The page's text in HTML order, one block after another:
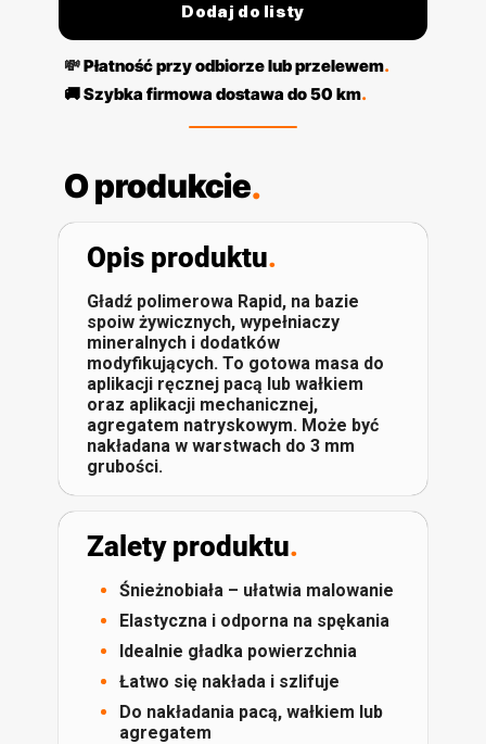
Dodaj do listy
💸Płatność przy odbiorze lub przelewem.
🚚 Szybka firmowa dostawa do 50 km.
O produkcie.
Opis produktu.
Gładź polimerowa Rapid, na bazie
spoiw żywicznych, wypełniaczy
mineralnych i dodatków
modyfikujących. To gotowa masa do
aplikacji ręcznej pacą lub wałkiem
oraz aplikacji mechanicznej,
agregatem natryskowym. Może być
nakładana w warstwach do 3 mm
grubości.
Zalety produktu.
Śnieżnobiała – ułatwia malowanie
Elastyczna i odporna na spękania
Idealnie gładka powierzchnia
Łatwo się nakłada i szlifuje
Do nakładania pacą, wałkiem lub
agregatem